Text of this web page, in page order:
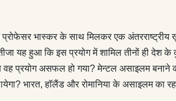
प्रोफेसर भास्कर के साथ मिलकर एक
यह हुआ कि इस प्रयोग में शामिल तीनों ही देश
प्रयोग असफल हो गया? मेन्टल असाइलम बनाने
भारत, हॉलैंड और रोमानिया के असाइलम